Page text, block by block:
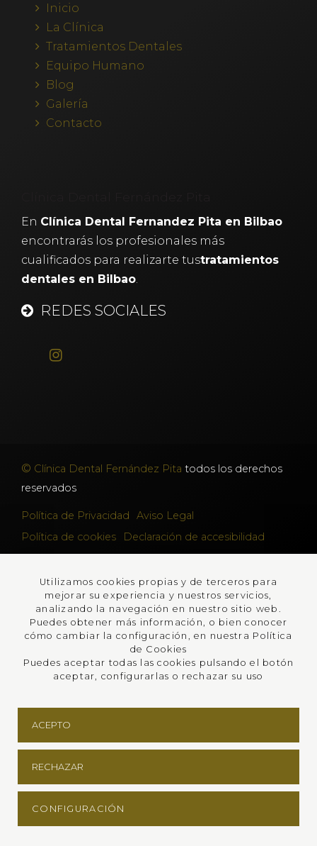
Inicio
La Clínica
Tratamientos Dentales
Equipo Humano
Blog
Galería
Contacto
En Clínica Dental Fernandez Pita en Bilbao
encontrarás los profesionales más
cualificados para realizarte tustratamientos
dentales en Bilbao
REDES SOCIALES
© Clínica Dental Fernández Pita todos los derechos
reservados
Política de Privacidad
Aviso Legal
Política de cookies
Declaración de accesibilidad
Lumedia
PROGRAMA KIT DIGITAL COFINANCIADO POR
LOS FONDOS NEXT GENERATION (EU) DEL
MECANISMO DE RECUPERACIÓN Y
RESILENCIA
Utilizamos cookies propias y de terceros para
mejorar su experiencia y nuestros servicios,
analizando la navegación en nuestro sitio web.
Puedes obtener más información, o bien conocer
cómo cambiar la configuración, en nuestra Política
de Cookies
Puedes aceptar todas las cookies pulsando el botón
aceptar, configurarlas o rechazar su uso
ACEPTO
RECHAZAR
CONFIGURACIÓN